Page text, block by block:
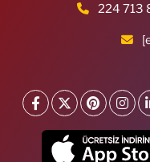
224 713